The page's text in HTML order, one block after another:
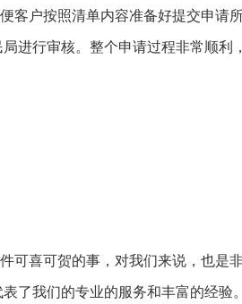
户按照清单内容准备好提交申请
进行审核。整个申请过程非常顺利
喜可贺的事，对我们来说，也是
了我们的专业的服务和丰富的经验。